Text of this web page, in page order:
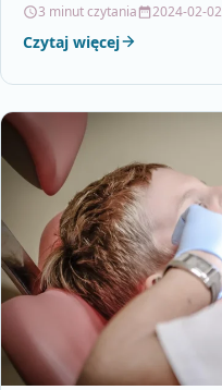
3 minut czytania 2024-02-02
Czytaj więcej